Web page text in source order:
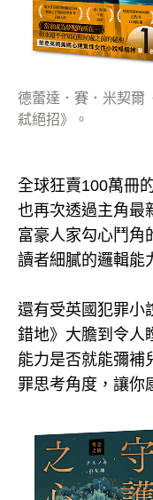
德蕾達．賽．米契爾
弒絕招》。
全球狂賣100萬冊
也再次透過主角最
富豪人家勾心鬥角
讀者細膩的邏輯能
還有受英國犯罪小
錯地》大膽到令人
能力是否就能彌補
罪思考角度，讓你